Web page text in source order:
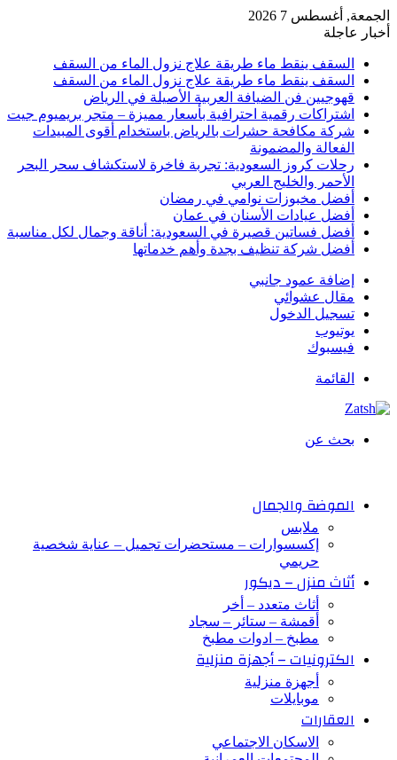
الجمعة, أغسطس 7 2026
أخبار عاجلة
السقف ينقط ماء طريقة علاج نزول الماء من السقف
السقف ينقط ماء طريقة علاج نزول الماء من السقف
قهوجيين فن الضيافة العربية الأصيلة في الرياض
اشتراكات رقمية احترافية بأسعار مميزة – متجر بريميوم جيت
شركة مكافحة حشرات بالرياض باستخدام أقوى المبيدات
الفعالة والمضمونة
رحلات كروز السعودية: تجربة فاخرة لاستكشاف سحر البحر
الأحمر والخليج العربي
أفضل مخبوزات نوامي في رمضان
أفضل عيادات الأسنان في عمان
أفضل فساتين قصيرة في السعودية: أناقة وجمال لكل مناسبة
أفضل شركة تنظيف بجدة وأهم خدماتها
إضافة عمود جانبي
مقال عشوائي
تسجيل الدخول
يوتيوب
فيسبوك
القائمة
بحث عن
الموضة والجمال
ملابس
إكسسوارات – مستحضرات تجميل – عناية شخصية
حريمي
أثاث منزل – ديكور
أثاث متعدد – أخر
أقمشة – ستائر – سجاد
مطبخ – ادوات مطبخ
الكترونيات – أجهزة منزلية
أجهزة منزلية
موبايلات
العقارات
الاسكان الاجتماعي